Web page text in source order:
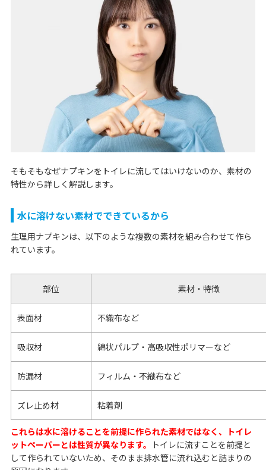
そもそもなぜナプキンをトイレに流してはいけないのか、素材の
特性から詳しく解説します。
水に溶けない素材でできているから
生理用ナプキンは、以下のような複数の素材を組み合わせて作ら
れています。
部位 素材・特徴
表面材 不織布など
吸収材 綿状パルプ・高吸収性ポリマーなど
防漏材 フィルム・不織布など
ズレ止め材 粘着剤
これらは水に溶けることを前提に作られた素材ではなく、トイレ
ットペーパーとは性質が異なります。
トイレに流すことを前提と
して作られていないため、そのまま排水管に流れ込むと詰まりの